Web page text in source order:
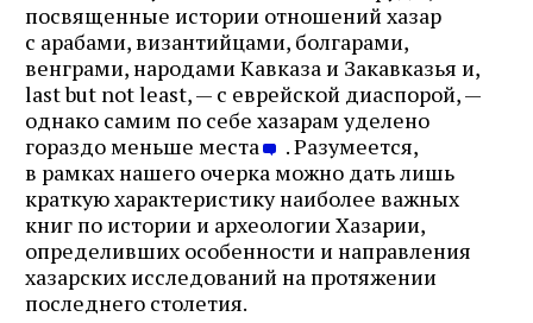
посвященные истории отношений хазар
с арабами, византийцами, болгарами,
венграми, народами Кавказа и Закавказья и,
last but not least, — c еврейской диаспорой, —
однако самим по себе хазарам уделено
гораздо меньше места
. Разумеется,
в рамках нашего очерка можно дать лишь
краткую характеристику наиболее важных
книг по истории и археологии Хазарии,
определивших особенности и направления
хазарских исследований на протяжении
последнего столетия.